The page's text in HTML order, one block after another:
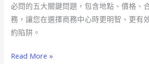
必問的五大關鍵問題，包含地點、價格、
務，讓您在選擇商務中心時更明智、更有
約陷阱。
心
前
必
五
Read More »